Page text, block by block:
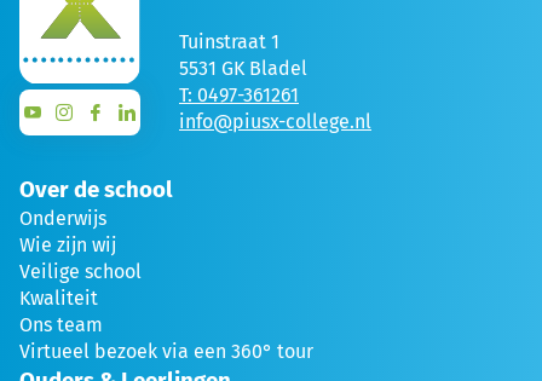
Tuinstraat 1
5531 GK Bladel
T: 0497-361261
info@piusx-college.nl
Over de school
Onderwijs
Wie zijn wij
Veilige school
Kwaliteit
Ons team
Virtueel bezoek via een 360° tour